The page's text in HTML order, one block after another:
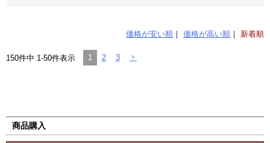
価格が安い順 価格が高い順 新着順
150件中 1-50件表示 1 2 3
商品購入